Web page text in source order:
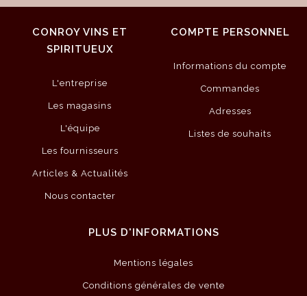
CONROY VINS ET
SPIRITUEUX
L'entreprise
Les magasins
L'équipe
Les fournisseurs
Articles & Actualités
Nous contacter
COMPTE PERSONNEL
Informations du compte
Commandes
Adresses
Listes de souhaits
PLUS D'INFORMATIONS
Mentions légales
Conditions générales de vente